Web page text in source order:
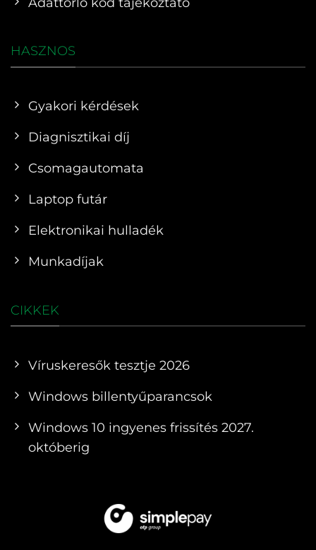
HASZNOS
Gyakori kérdések
Diagnisztikai díj
Csomagautomata
Laptop futár
Elektronikai hulladék
Munkadíjak
CIKKEK
Víruskeresők tesztje 2026
Windows billentyűparancsok
Windows 10 ingyenes frissítés 2027.
októberig